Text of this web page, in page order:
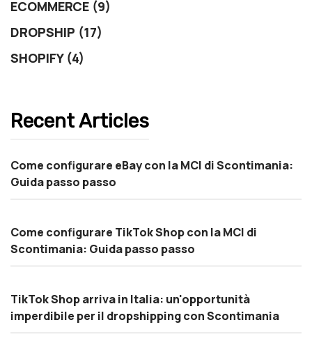
ECOMMERCE (9)
DROPSHIP (17)
SHOPIFY (4)
Recent Articles
Come configurare eBay con la MCI di Scontimania:
Guida passo passo
Come configurare TikTok Shop con la MCI di
Scontimania: Guida passo passo
TikTok Shop arriva in Italia: un'opportunità
imperdibile per il dropshipping con Scontimania